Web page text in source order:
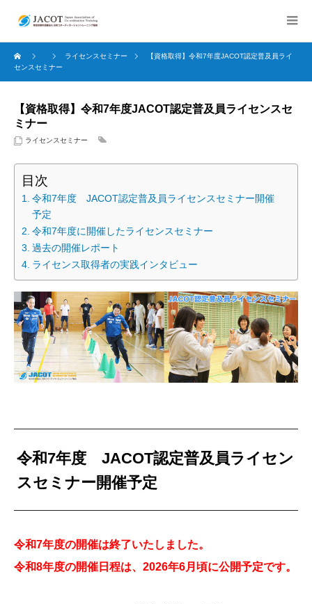
ライセンスセミナー
【資格取得】令和7年度JACOT認定普及員ライ
センスセミナー
【資格取得】令和7年度JACOT認定普及員ライセンスセ
ミナー
ライセンスセミナー
目次
令和7年度 JACOT認定普及員ライセンスセミナー開催
予定
令和7年度に開催したライセンスセミナー
過去の開催レポート
ライセンス取得者の実践インタビュー
令和7年度 JACOT認定普及員ライセン
スセミナー開催予定
令和7年度の開催は終了いたしました。
令和8年度の開催日程は、2026年6月頃に公開予定です。